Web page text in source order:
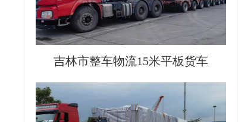
吉林市整车物流15米平板货车